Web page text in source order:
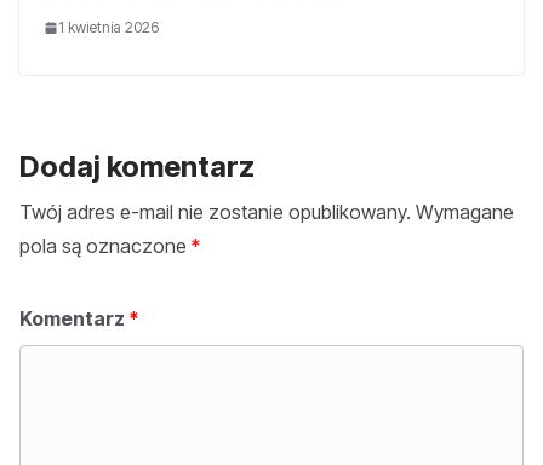
1 kwietnia 2026
Dodaj komentarz
Twój adres e-mail nie zostanie opublikowany. Wymagane
pola są oznaczone *
Komentarz *